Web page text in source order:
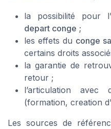
la possibilité pour l’
depart conge ;
les effets du conge
certains droits
la garantie de
retour ;
l’articulation avec
(formation, creation
Les sources de